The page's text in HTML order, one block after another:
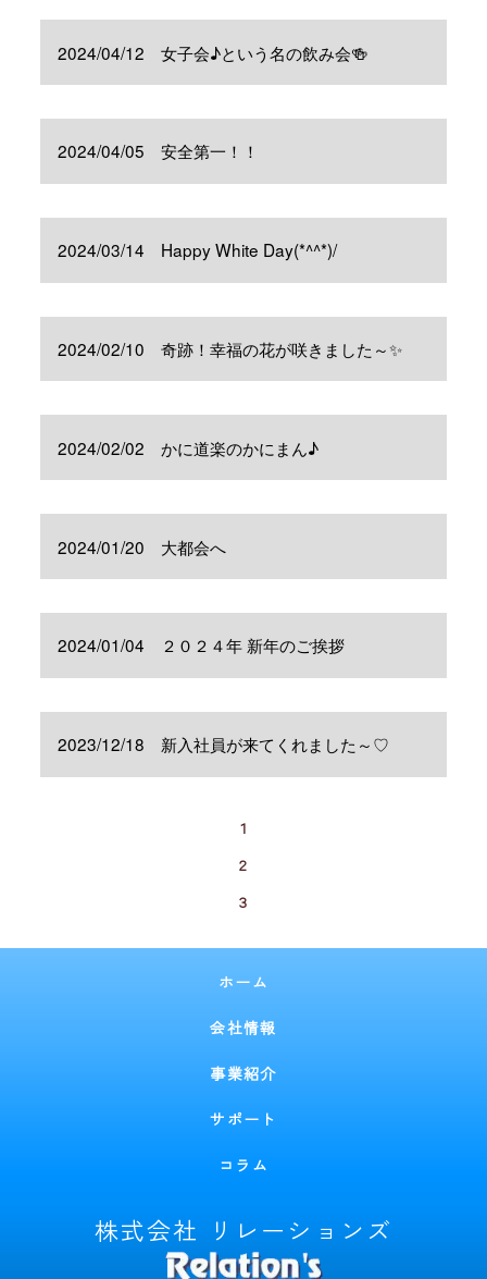
2024/04/12 女子会♪という名の飲み会🍻
2024/04/05 安全第一！！
2024/03/14 Happy White Day(*^^*)/
2024/02/10 奇跡！幸福の花が咲きました～✨
2024/02/02 かに道楽のかにまん♪
2024/01/20 大都会へ
2024/01/04 ２０２４年 新年のご挨拶
2023/12/18 新入社員が来てくれました～♡
１
２
３
ホーム
会社情報
事業紹介
サポート
コラム
株式会社 リレーションズ